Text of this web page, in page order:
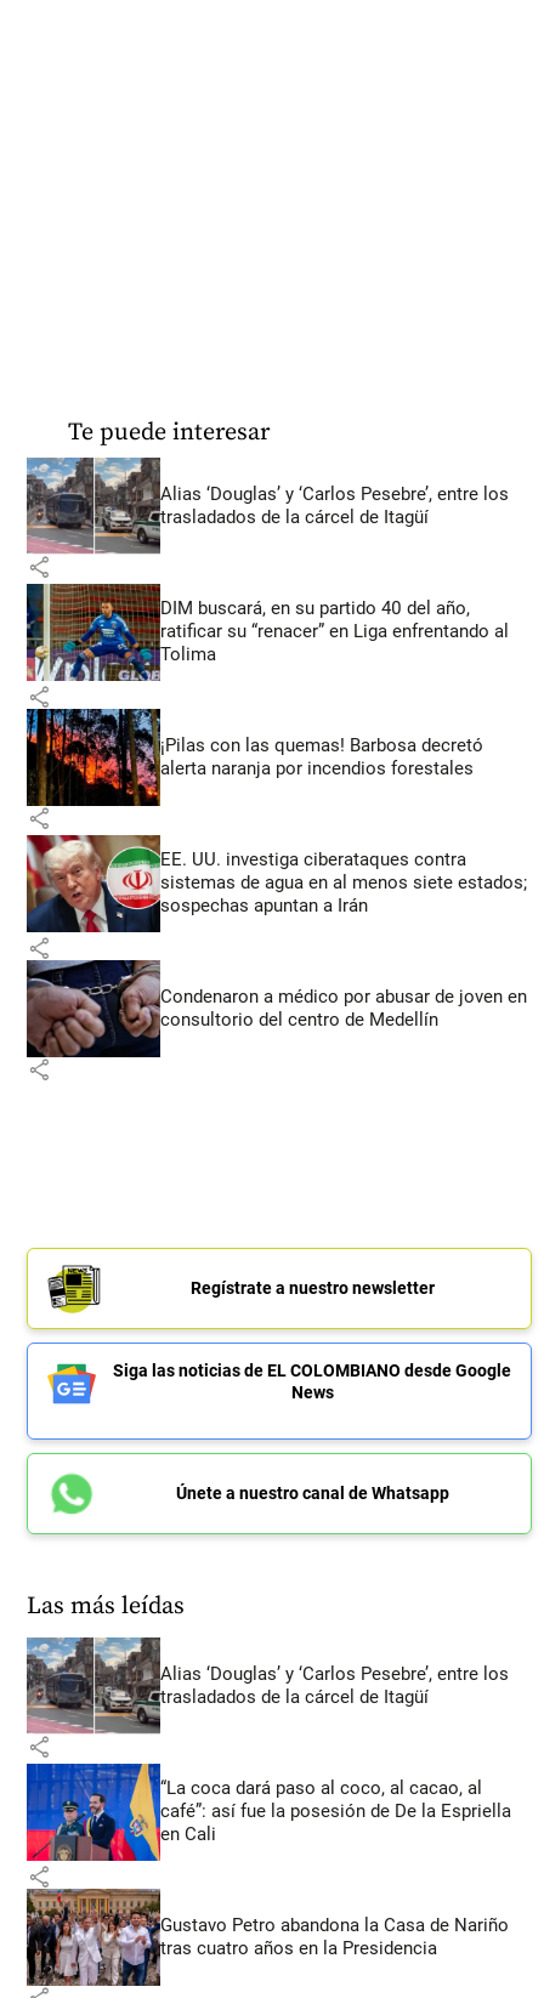
Te puede interesar
Alias ‘Douglas’ y ‘Carlos Pesebre’, entre los
trasladados de la cárcel de Itagüí
share
DIM buscará, en su partido 40 del año,
ratificar su “renacer” en Liga enfrentando al
Tolima
share
¡Pilas con las quemas! Barbosa decretó
alerta naranja por incendios forestales
share
EE. UU. investiga ciberataques contra
sistemas de agua en al menos siete estados;
sospechas apuntan a Irán
share
Condenaron a médico por abusar de joven en
consultorio del centro de Medellín
share
Regístrate a nuestro newsletter
Siga las noticias de EL COLOMBIANO desde Google
News
Únete a nuestro canal de Whatsapp
Las más leídas
Alias ‘Douglas’ y ‘Carlos Pesebre’, entre los
trasladados de la cárcel de Itagüí
share
“La coca dará paso al coco, al cacao, al
café”: así fue la posesión de De la Espriella
en Cali
share
Gustavo Petro abandona la Casa de Nariño
tras cuatro años en la Presidencia